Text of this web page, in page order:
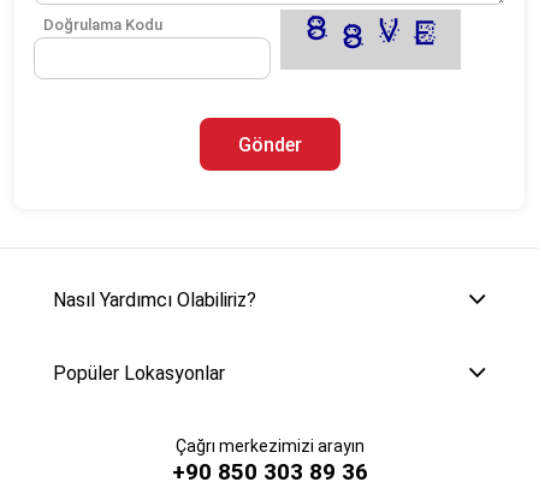
Doğrulama Kodu
Gönder
Nasıl Yardımcı Olabiliriz?
Popüler Lokasyonlar
Çağrı merkezimizi arayın
+90 850 303 89 36